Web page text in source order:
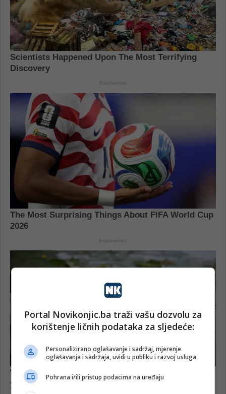
Portal Novikonjic.ba traži vašu dozvolu za
korištenje ličnih podataka za sljedeće:
Personalizirano oglašavanje i sadržaj, mjerenje
oglašavanja i sadržaja, uvidi u publiku i razvoj usluga
Pohrana i/ili pristup podacima na uređaju